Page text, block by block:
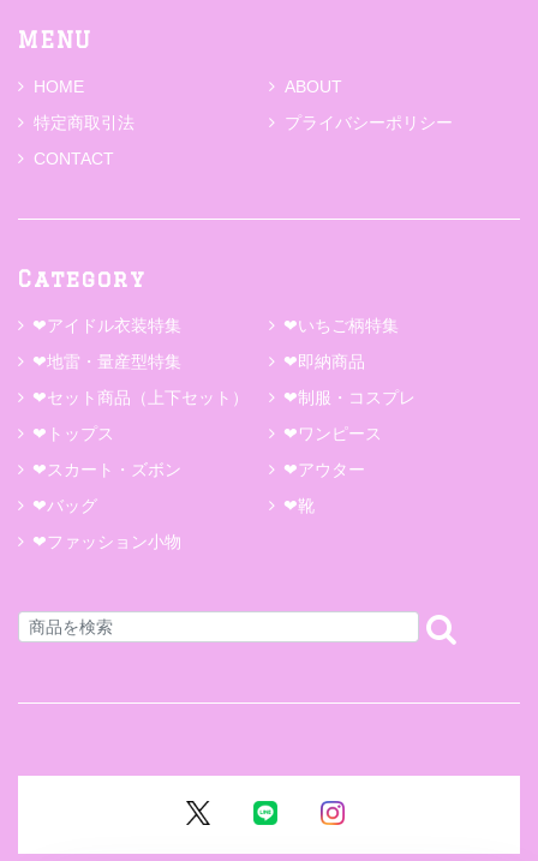
MENU
HOME
ABOUT
特定商取引法
プライバシーポリシー
CONTACT
Category
❤アイドル衣装特集
❤いちご柄特集
❤地雷・量産型特集
❤即納商品
❤セット商品（上下セット）
❤制服・コスプレ
❤トップス
❤ワンピース
❤スカート・ズボン
❤アウター
❤バッグ
❤靴
❤ファッション小物